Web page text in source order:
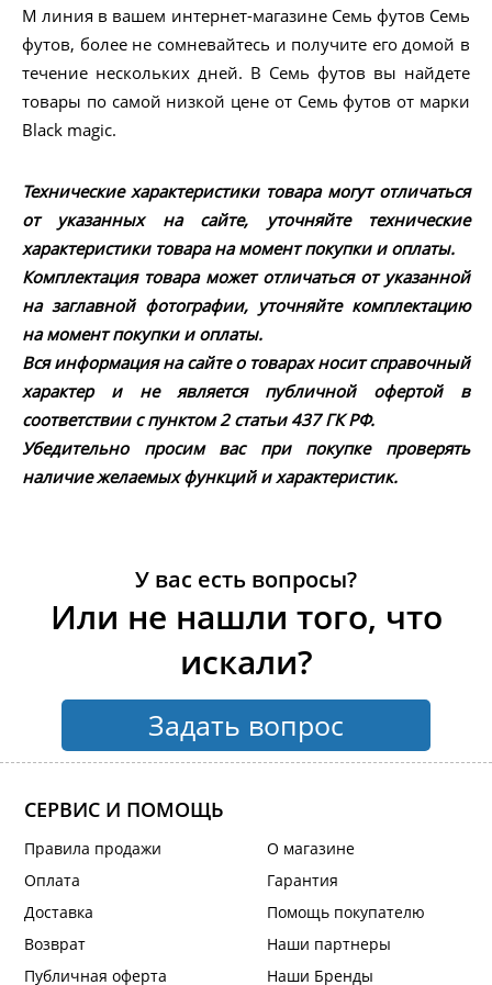
M линия в вашем интернет-магазине Семь футов Семь
футов, более не сомневайтесь и получите его домой в
течение нескольких дней. В Семь футов вы найдете
товары по самой низкой цене от Семь футов от марки
Black magic.
Технические характеристики товара могут отличаться
от указанных на сайте, уточняйте технические
характеристики товара на момент покупки и оплаты.
Комплектация товара может отличаться от указанной
на заглавной фотографии, уточняйте комплектацию
на момент покупки и оплаты.
Вся информация на сайте о товарах носит справочный
характер и не является публичной офертой в
соответствии с пунктом 2 статьи 437 ГК РФ.
Убедительно просим вас при покупке проверять
наличие желаемых функций и характеристик.
У вас есть вопросы?
Или не нашли того, что
искали?
Задать вопрос
СЕРВИС И ПОМОЩЬ
Правила продажи
Оплата
Доставка
Возврат
Публичная оферта
О магазине
Гарантия
Помощь покупателю
Наши партнеры
Наши Бренды